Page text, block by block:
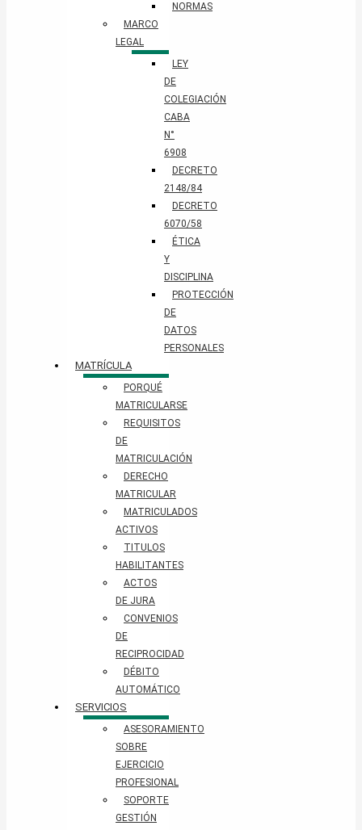
NORMAS
MARCO
LEGAL
LEY
DE
COLEGIACIÓN
CABA
N°
6908
DECRETO
2148/84
DECRETO
6070/58
ÉTICA
Y
DISCIPLINA
PROTECCIÓN
DE
DATOS
PERSONALES​
MATRÍCULA
PORQUÉ
MATRICULARSE
REQUISITOS
DE
MATRICULACIÓN
DERECHO
MATRICULAR
MATRICULADOS
ACTIVOS
TITULOS
HABILITANTES
ACTOS
DE JURA
CONVENIOS
DE
RECIPROCIDAD
DÉBITO
AUTOMÁTICO
SERVICIOS
ASESORAMIENTO
SOBRE
EJERCICIO
PROFESIONAL
SOPORTE
GESTIÓN